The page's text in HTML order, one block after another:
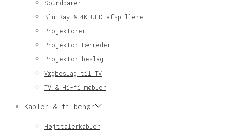
Soundbarer
Blu-Ray & 4K UHD afspillere
Projektorer
Projektor Lærreder
Projektor beslag
Vægbeslag til TV
TV & Hi-fi møbler
Kabler & tilbehør
Højttalerkabler